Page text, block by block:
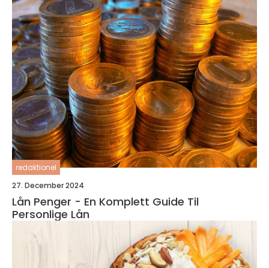
redaktionel
27. December 2024
Lån Penger - En Komplett Guide Til
Personlige Lån